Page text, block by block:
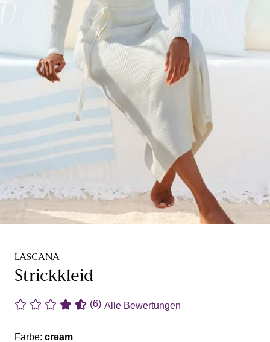
LASCANA
Strickkleid
(6) Alle Bewertungen
Farbe: cream